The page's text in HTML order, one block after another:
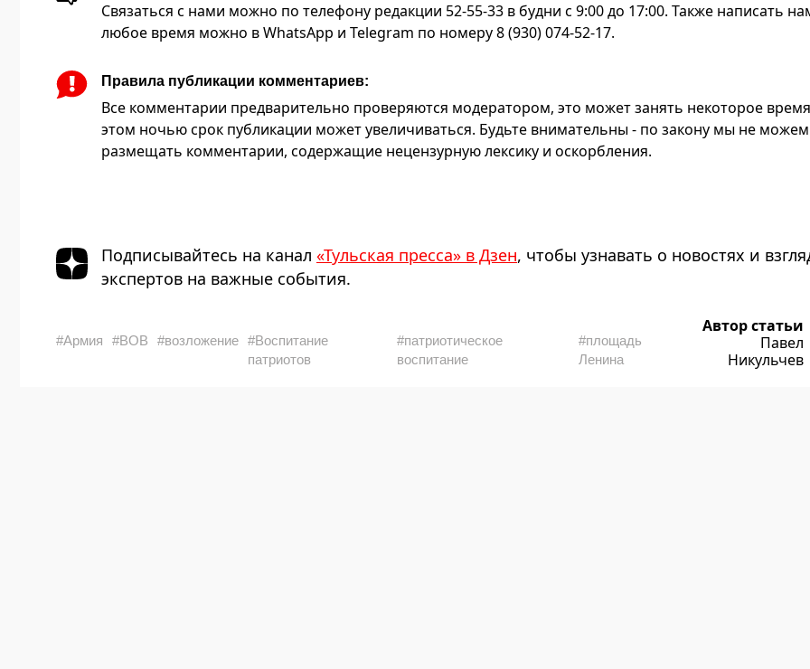
Связаться с нами можно по телефону редакции 52-55-33 в будни с 9:00 до 17:00. Также написать
любое время можно в WhatsApp и Telegram по номеру 8 (930) 074-52-17.
Правила публикации комментариев:
Все комментарии предварительно проверяются модератором, это может занять некоторое
этом ночью срок публикации может увеличиваться. Будьте внимательны - по закону мы не можем
размещать комментарии, содержащие нецензурную лексику и оскорбления.
Подписывайтесь на канал «Тульская пресса» в Дзен, чтобы узнавать о новостях и
экспертов на важные события.
#Армия #ВОВ #возложение #Воспитание
патриотов
#патриотическое
воспитание
#площадь
Ленина
Автор статьи
Павел
Никульчев